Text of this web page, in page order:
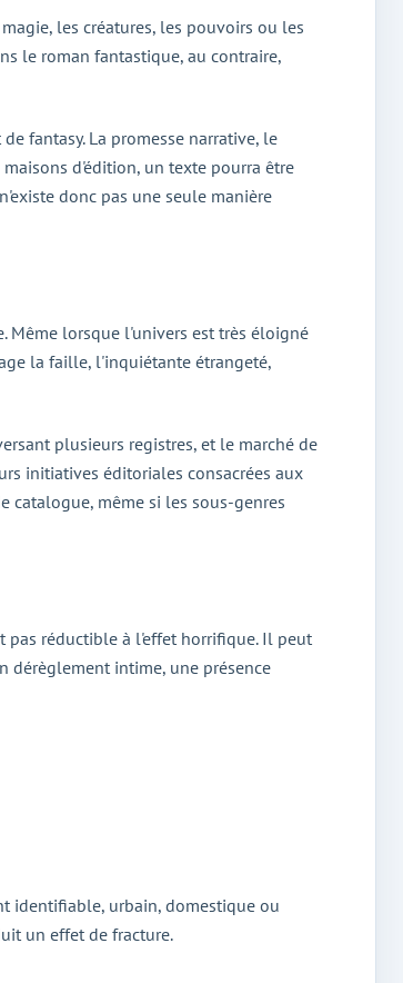
les créatures, les pouvoirs ou les
le roman fantastique, au contraire,
fantasy. La promesse narrative, le
d'édition, un texte pourra être
donc pas une seule manière
Même lorsque l'univers est très éloigné
la faille, l'inquiétante étrangeté,
plusieurs registres, et le marché de
initiatives éditoriales consacrées aux
catalogue, même si les sous-genres
pas réductible à l'effet horrifique. Il peut
dérèglement intime, une présence
identifiable, urbain, domestique ou
un effet de fracture.